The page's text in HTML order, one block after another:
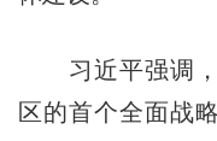
习近平强调，
区的首个全面战